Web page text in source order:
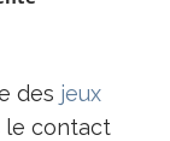
des jeux
le contact